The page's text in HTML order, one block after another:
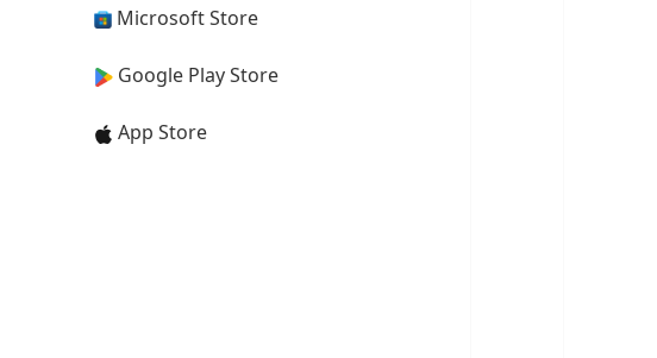
Microsoft Store
Google Play Store
App Store